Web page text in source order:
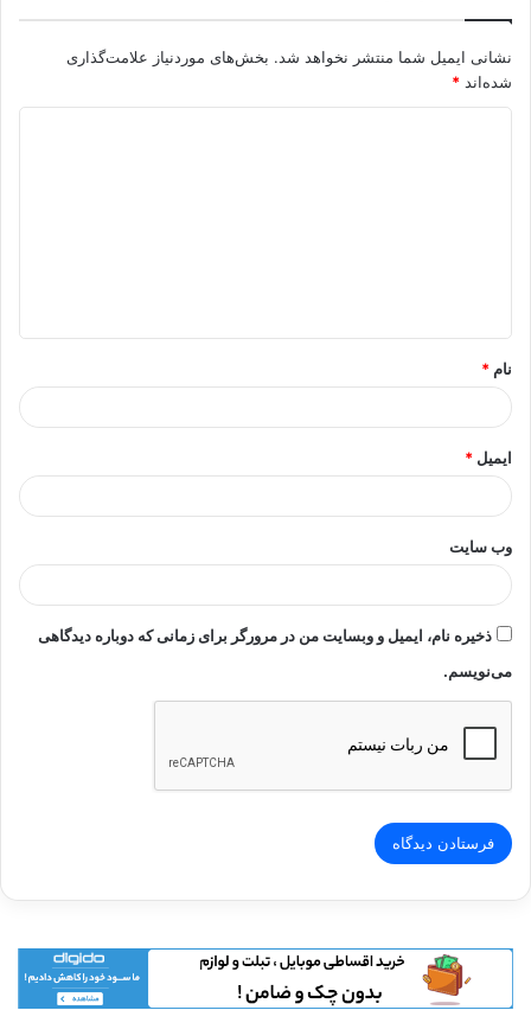
نشانی ایمیل شما منتشر نخواهد شد. بخش‌های موردنیاز علامت‌گذاری
شده‌اند *
*
نام *
ایمیل *
وب‌ سایت
ذخیره نام، ایمیل و وبسایت من در مرورگر برای زمانی که دوباره دیدگاهی
می‌نویسم.